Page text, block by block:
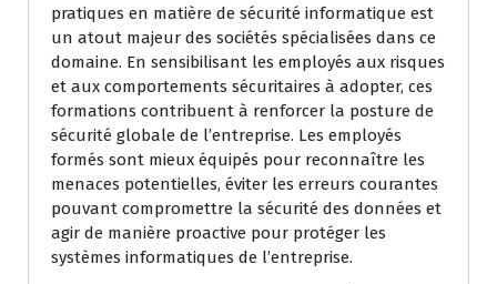
pratiques en matière de sécurité informatique est
un atout majeur des sociétés spécialisées dans ce
domaine. En sensibilisant les employés aux risques
et aux comportements sécuritaires à adopter, ces
formations contribuent à renforcer la posture de
sécurité globale de l’entreprise. Les employés
formés sont mieux équipés pour reconnaître les
menaces potentielles, éviter les erreurs courantes
pouvant compromettre la sécurité des données et
agir de manière proactive pour protéger les
systèmes informatiques de l’entreprise.